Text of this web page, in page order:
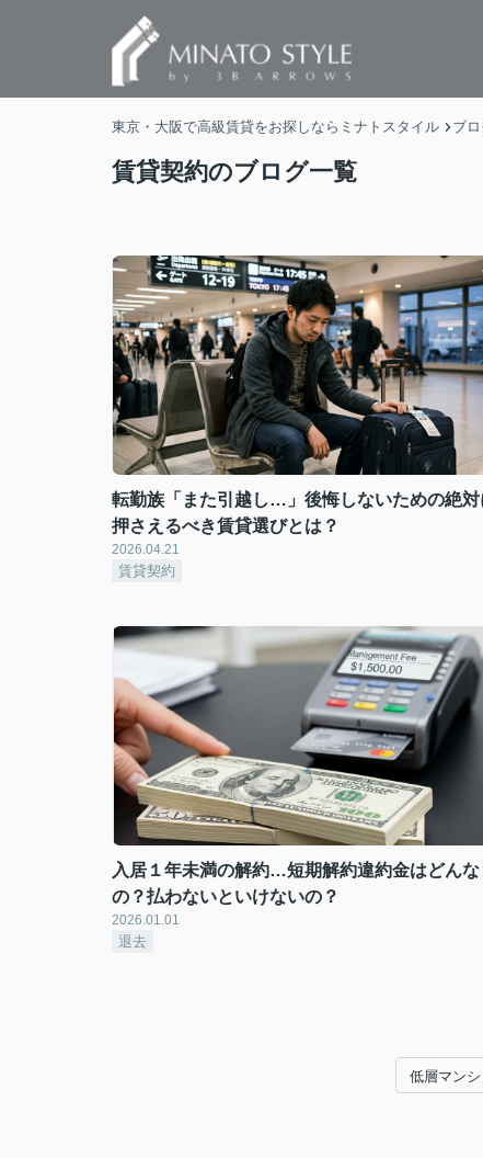
東京・大阪で高級賃貸をお探しならミナトスタイル ブ
賃貸契約のブログ一覧
転勤族「また引越し…」後悔しないための絶対
押さえるべき賃貸選びとは？
2026.04.21
賃貸契約
入居１年未満の解約…短期解約違約金はどんな
の？払わないといけないの？
2026.01.01
退去
低層マンシ